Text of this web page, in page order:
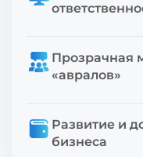
Прозрачная
«авралов»
Развитие и
бизнеса